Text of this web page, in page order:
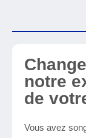
notre
de
Vous avez